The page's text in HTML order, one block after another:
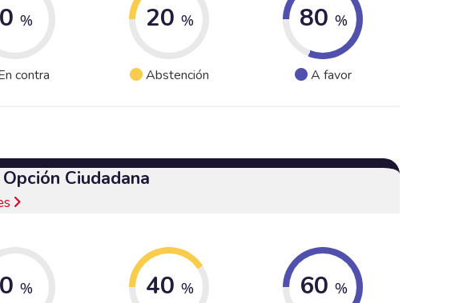
0 %
contra
20 %
Abstención
80 %
A favor
Ciudadana
0 % 40 % 60 %